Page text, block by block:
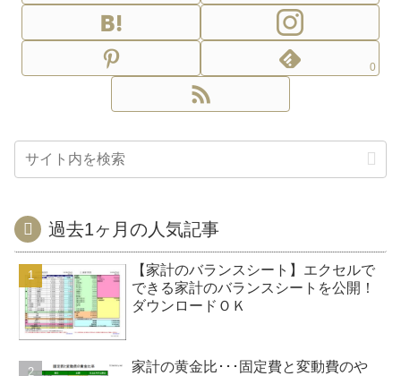
0
過去1ヶ月の人気記事
【家計のバランスシート】エクセルで
できる家計のバランスシートを公開！
ダウンロードＯＫ
家計の黄金比･･･固定費と変動費のや